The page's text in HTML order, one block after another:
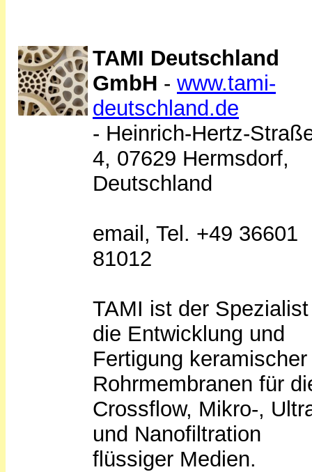
TAMI Deutschland
GmbH - www.tami-
deutschland.de
- Heinrich-Hertz-
4, 07629 Hermsdorf,
Deutschland
email, Tel. +49 36601
81012
TAMI ist der
die Entwicklung und
Fertigung keramischer
Rohrmembranen für
Crossflow, Mikro-,
und Nanofiltration
flüssiger Medien.